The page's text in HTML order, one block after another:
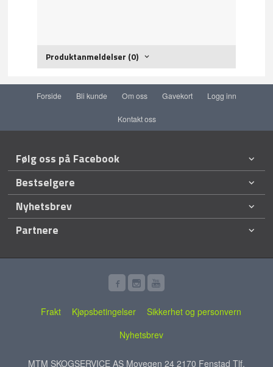
Produktanmeldelser (0)
Forside Bli kunde Om oss Gavekort Logg inn
Kontakt oss
Følg oss på Facebook
Bestselgere
Nyhetsbrev
Partnere
Frakt Kjøpsbetingelser
Sikkerhet og personvern
Nyhetsbrev
MTM SKOGSERVICE AS Movegen 24 2170 Fenstad Tlf.